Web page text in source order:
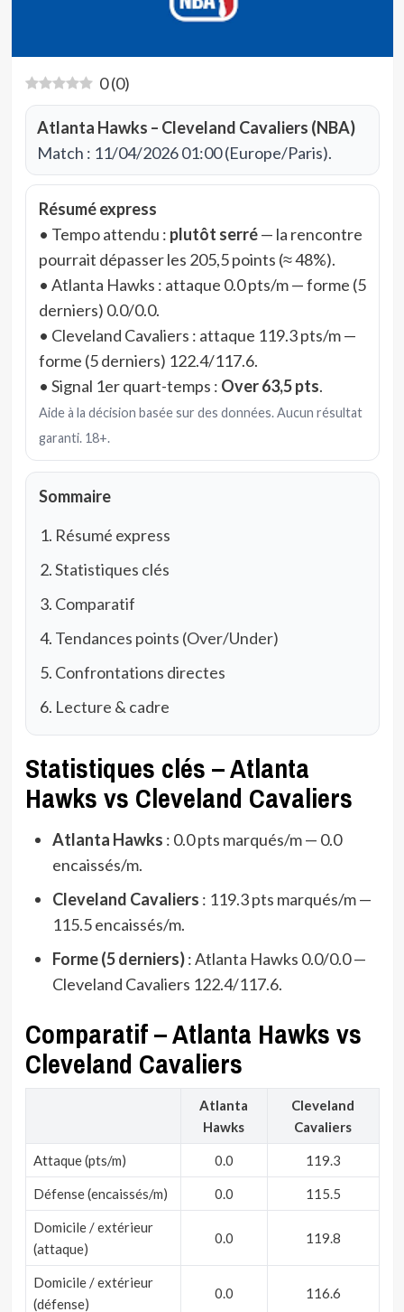
0(0)
Atlanta Hawks – Cleveland Cavaliers (NBA)
Match : 11/04/2026 01:00 (Europe/Paris).
Résumé express
• Tempo attendu : plutôt serré— la rencontre
pourrait dépasser les 205,5 points (≈ 48%).
• Atlanta Hawks : attaque 0.0 pts/m — forme (5
derniers) 0.0/0.0.
• Cleveland Cavaliers : attaque 119.3 pts/m —
forme (5 derniers) 122.4/117.6.
• Signal 1er quart-temps : Over 63,5 pts.
Aide à la décision basée sur des données. Aucun résultat
garanti. 18+.
Sommaire
Résumé express
Statistiques clés
Comparatif
Tendances points (Over/Under)
Confrontations directes
Lecture & cadre
Statistiques clés – Atlanta
Hawks vs Cleveland Cavaliers
Atlanta Hawks : 0.0 pts marqués/m — 0.0
encaissés/m.
Cleveland Cavaliers : 119.3 pts marqués/m —
115.5 encaissés/m.
Forme (5 derniers): Atlanta Hawks 0.0/0.0 —
Cleveland Cavaliers 122.4/117.6.
Comparatif – Atlanta Hawks vs
Cleveland Cavaliers
Atlanta
Hawks
Cleveland
Cavaliers
Attaque (pts/m) 0.0 119.3
Défense (encaissés/m) 0.0 115.5
Domicile / extérieur
(attaque)
0.0 119.8
Domicile / extérieur
(défense)
0.0 116.6